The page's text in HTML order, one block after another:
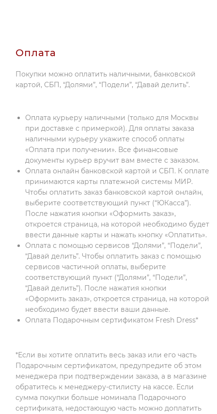
Оплата
Покупки можно оплатить наличными, банковской
картой, СБП, “Долями”, “Подели”, “Давай делить”.
Оплата курьеру наличными (только для Москвы
при доставке с примеркой). Для оплаты заказа
наличными курьеру укажите способ оплаты
«Оплата при получении». Все финансовые
документы курьер вручит вам вместе с заказом.
Оплата онлайн банковской картой и СБП. К оплате
принимаются карты платежной системы МИР.
Чтобы оплатить заказ банковской картой онлайн,
выберите соответствующий пункт (“ЮКасса”).
После нажатия кнопки «Оформить заказ»,
откроется страница, на которой необходимо будет
ввести данные карты и нажать кнопку «Оплатить».
Оплата с помощью сервисов “Долями”, “Подели”,
“Давай делить”. Чтобы оплатить заказ с помощью
сервисов частичной оплаты, выберите
соответствующий пункт (“Долями”, “Подели”,
“Давай делить”). После нажатия кнопки
«Оформить заказ», откроется страница, на которой
необходимо будет ввести ваши данные.
Оплата Подарочным сертификатом Fresh Dress*
*Если вы хотите оплатить весь заказ или его часть
Подарочным сертификатом, предупредите об этом
менеджера при подтверждении заказа, а в магазине
обратитесь к менеджеру-стилисту на кассе. Если
сумма покупки больше номинала Подарочного
сертификата, недостающую часть можно доплатить